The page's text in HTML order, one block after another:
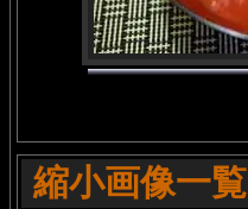
縮小画像一覧